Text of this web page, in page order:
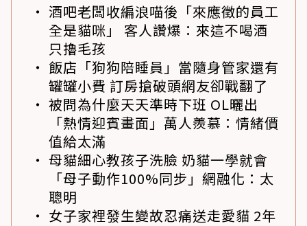
酒吧老闆收編浪喵後「來應徵的員工
全是貓咪」 客人讚爆：來這不喝酒
只擼毛孩
飯店「狗狗陪睡員」當隨身管家還有
罐罐小費 訂房搶破頭網友卻戰翻了
被問為什麼天天準時下班 OL曬出
「熱情迎賓畫面」萬人羨慕：情緒價
值給太滿
母貓細心教孩子洗臉 奶貓一學就會
「母子動作100%同步」網融化：太
聰明
女子家裡發生變故忍痛送走愛貓 2年